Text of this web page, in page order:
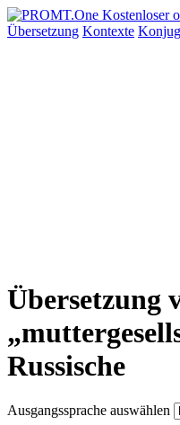
Übersetzung Kontexte
Übersetzung
Russische
Ausgangssprache auswählen